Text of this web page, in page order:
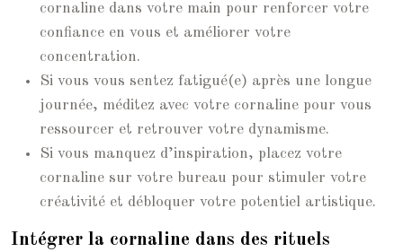
cornaline dans votre main pour renforcer votre
confiance en vous et améliorer votre
concentration.
Si vous vous sentez fatigué(e) après une longue
journée, méditez avec votre cornaline pour vous
ressourcer et retrouver votre dynamisme.
Si vous manquez d’inspiration, placez votre
cornaline sur votre bureau pour stimuler votre
créativité et débloquer votre potentiel artistique.
Intégrer la cornaline dans des rituels